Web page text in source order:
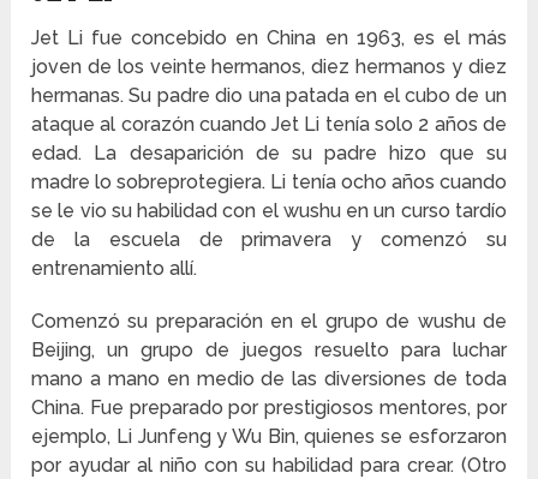
Jet Li fue concebido en China en 1963, es el más
joven de los veinte hermanos, diez hermanos y diez
hermanas. Su padre dio una patada en el cubo de un
ataque al corazón cuando Jet Li tenía solo 2 años de
edad. La desaparición de su padre hizo que su
madre lo sobreprotegiera. Li tenía ocho años cuando
se le vio su habilidad con el wushu en un curso tardío
de la escuela de primavera y comenzó su
entrenamiento allí.
Comenzó su preparación en el grupo de wushu de
Beijing, un grupo de juegos resuelto para luchar
mano a mano en medio de las diversiones de toda
China. Fue preparado por prestigiosos mentores, por
ejemplo, Li Junfeng y Wu Bin, quienes se esforzaron
por ayudar al niño con su habilidad para crear. (Otro